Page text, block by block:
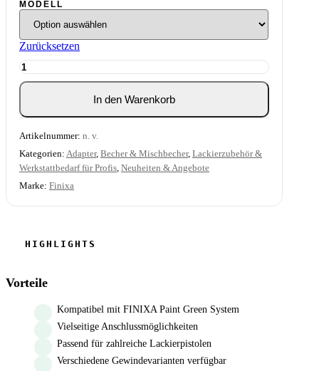
MODELL
Zurücksetzen
FINIXA
GPS
Adapter
Lackierpistolen
Menge
In den Warenkorb
Artikelnummer: n. v.
Kategorien: Adapter, Becher & Mischbecher, Lackierzubehör &
Werkstattbedarf für Profis Neuheiten & Angebote
Marke: Finixa
Vorteile
Kompatibel mit FINIXA Paint Green System
Vielseitige Anschlussmöglichkeiten
Passend für zahlreiche Lackierpistolen
Verschiedene Gewindevarianten verfügbar